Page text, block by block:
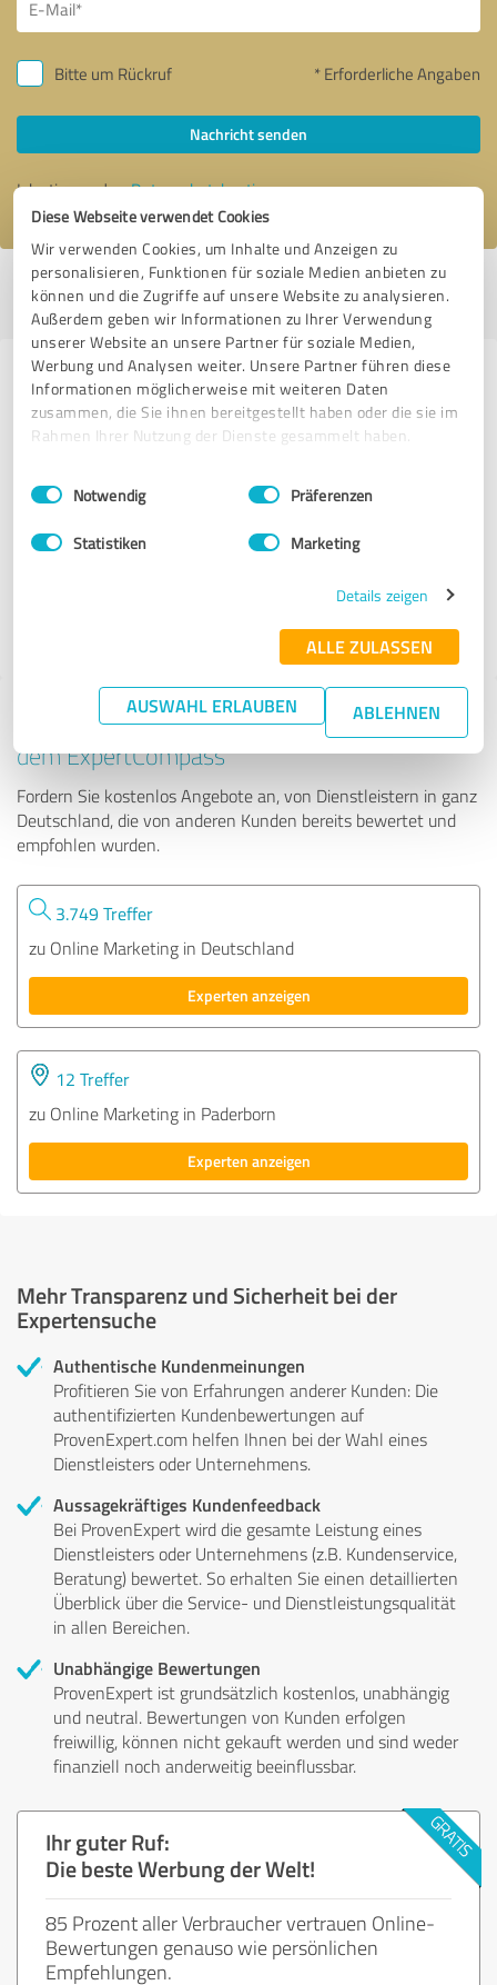
Diese Webseite verwendet Cookies
Wir verwenden Cookies, um Inhalte und Anzeigen zu
personalisieren, Funktionen für soziale Medien anbieten zu
können und die Zugriffe auf unsere Website zu analysieren.
Außerdem geben wir Informationen zu Ihrer Verwendung
unserer Website an unsere Partner für soziale Medien,
Werbung und Analysen weiter. Unsere Partner führen diese
Informationen möglicherweise mit weiteren Daten
zusammen, die Sie ihnen bereitgestellt haben oder die sie im
Rahmen Ihrer Nutzung der Dienste gesammelt haben.
Impressum Datenschutzbestimmungen
Einwilligungsauswahl
Notwendig Präferenzen
Statistiken Marketing
Details zeigen
ALLE ZULASSEN
AUSWAHL ERLAUBEN ABLEHNEN
Bitte um Rückruf * Erforderliche Angaben
Nachricht senden
Ich stimme denDatenschutzbestimmungenzu.
Profil aktiv seit 13.06.2019 | Letzte Aktualisierung: 06.06.2026
melden
Erfahrungen zu weiteren
Anbietern aus dem Bereich Online
Marketing
seosupport GmbH
Tipp: Die passenden Experten finden - mit
dem ExpertCompass
Fordern Sie kostenlos Angebote an, von Dienstleistern in ganz
Deutschland, die von anderen Kunden bereits bewertet und
empfohlen wurden.
3.749 Treffer
zu Online Marketing in Deutschland
Experten anzeigen
12 Treffer
zu Online Marketing in Paderborn
Experten anzeigen
Mehr Transparenz und Sicherheit bei der
Expertensuche
Authentische Kundenmeinungen
Profitieren Sie von Erfahrungen anderer Kunden: Die
authentifizierten Kundenbewertungen auf
ProvenExpert.com helfen Ihnen bei der Wahl eines
Dienstleisters oder Unternehmens.
Aussagekräftiges Kundenfeedback
Bei ProvenExpert wird die gesamte Leistung eines
Dienstleisters oder Unternehmens (z.B. Kundenservice,
Beratung) bewertet. So erhalten Sie einen detaillierten
Überblick über die Service- und Dienstleistungsqualität
in allen Bereichen.
Unabhängige Bewertungen
ProvenExpert ist grundsätzlich kostenlos, unabhängig
und neutral. Bewertungen von Kunden erfolgen
freiwillig, können nicht gekauft werden und sind weder
finanziell noch anderweitig beeinflussbar.
Ihr guter Ruf:
Die beste Werbung der Welt!
85 Prozent aller Verbraucher vertrauen Online-
Bewertungen genauso wie persönlichen
Empfehlungen.